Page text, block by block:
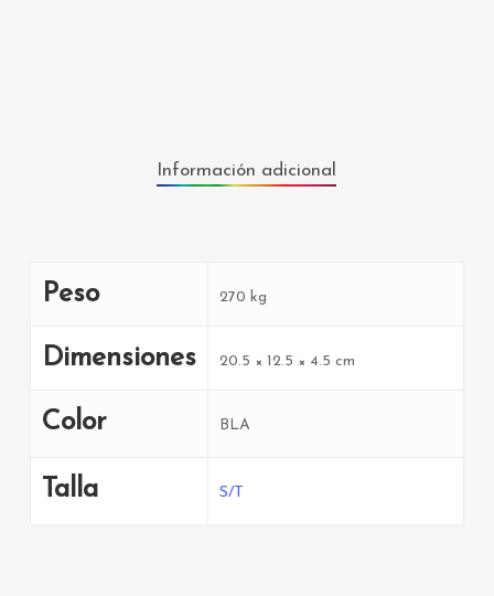
Información adicional
Peso 270 kg
Dimensiones 20.5 × 12.5 × 4.5 cm
Color BLA
Talla S/T